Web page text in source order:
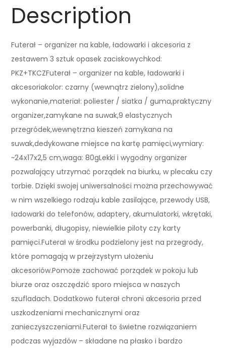
Description
Futerał – organizer na kable, ładowarki i akcesoria z
zestawem 3 sztuk opasek zaciskowychkod:
PKZ+TKCZFuterał – organizer na kable, ładowarki i
akcesoriakolor: czarny (wewnątrz zielony),solidne
wykonanie,materiał: poliester / siatka / guma,praktyczny
organizer,zamykane na suwak,9 elastycznych
przegródek,wewnętrzna kieszeń zamykana na
suwak,dedykowane miejsce na kartę pamięci,wymiary:
~24x17x2,5 cm,waga: 80gLekki i wygodny organizer
pozwalający utrzymać porządek na biurku, w plecaku czy
torbie. Dzięki swojej uniwersalności można przechowywać
w nim wszelkiego rodzaju kable zasilające, przewody USB,
ładowarki do telefonów, adaptery, akumulatorki, wkrętaki,
powerbanki, długopisy, niewielkie piloty czy karty
pamięci.Futerał w środku podzielony jest na przegrody,
które pomagają w przejrzystym ułożeniu
akcesoriów.Pomoże zachować porządek w pokoju lub
biurze oraz oszczędzić sporo miejsca w naszych
szufladach. Dodatkowo futerał chroni akcesoria przed
uszkodzeniami mechanicznymi oraz
zanieczyszczeniami.Futerał to świetne rozwiązaniem
podczas wyjazdów – składane na płasko i bardzo